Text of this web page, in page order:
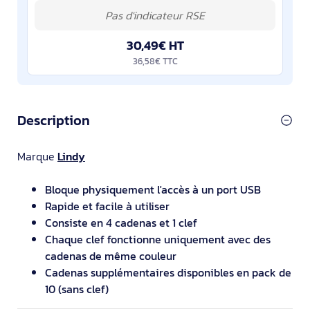
30,49€ HT
36,58€ TTC
Description
Marque Lindy
Bloque physiquement l'accès à un port USB
Rapide et facile à utiliser
Consiste en 4 cadenas et 1 clef
Chaque clef fonctionne uniquement avec des
cadenas de même couleur
Cadenas supplémentaires disponibles en pack de
10 (sans clef)